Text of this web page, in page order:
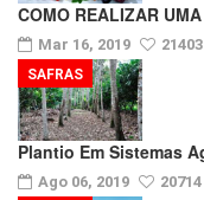
COMO REALIZAR
Mar 16, 2019 21403
Plantio Em Sistemas
Ago 06, 2019 20714
SAFRAS